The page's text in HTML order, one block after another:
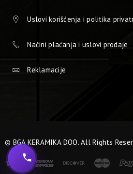
Uslovi korišćenja i politika
Načini plaćanja i uslovi prodaje
Reklamacije
© BGA KERAMIKA DOO. All Rights